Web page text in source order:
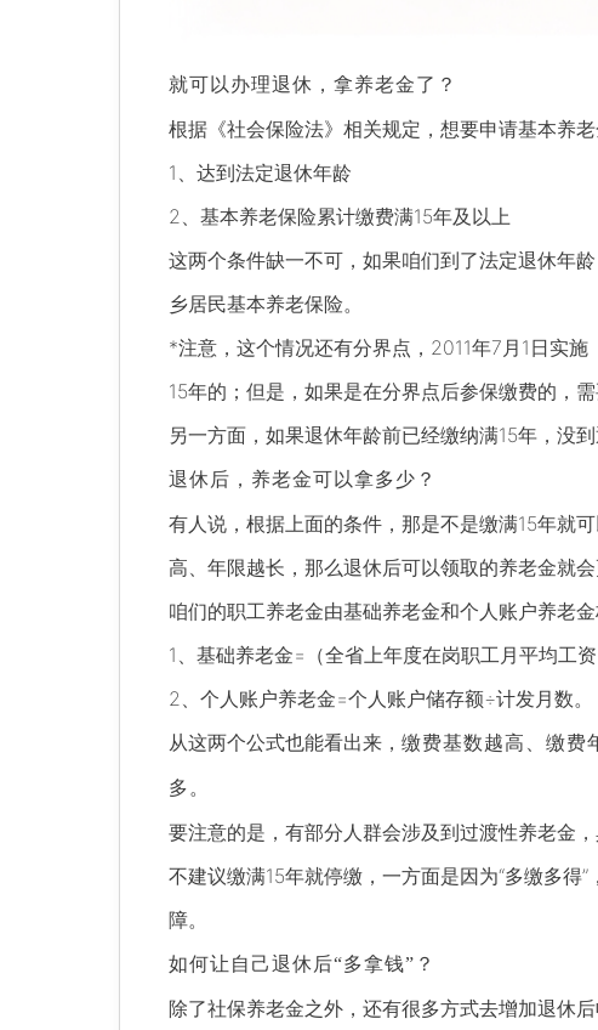
就可以办理退休，拿养老金了？
根据《社会保险法》相关规定，想要申请基本养
1、达到法定退休年龄
2、基本养老保险累计缴费满15年及以上
这两个条件缺一不可，如果咱们到了法定退休年
乡居民基本养老保险。
*注意，这个情况还有分界点，2011年7月1日实
15年的；但是，如果是在分界点后参保缴费的，需
另一方面，如果退休年龄前已经缴纳满15年，没
退休后，养老金可以拿多少？
有人说，根据上面的条件，那是不是缴满15年就
高、年限越长，那么退休后可以领取的养老金就会
咱们的职工养老金由基础养老金和个人账户养老
1、基础养老金=（全省上年度在岗职工月平均工
2、个人账户养老金=个人账户储存额÷计发月数。
从这两个公式也能看出来， 缴费基数越高、缴费
多。
要注意的是，有部分人群会涉及到过渡性养老金，
不建议缴满15年就停缴，一方面是因为“多缴多
障。
如何让自己退休后“多拿钱”？
除了社保养老金之外，还有很多方式去增加退休